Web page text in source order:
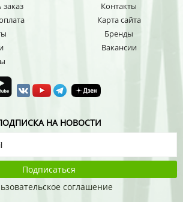
заказ
Контакты
Карта сайта
Бренды
Вакансии
НА НОВОСТИ
Подписаться
соглашение